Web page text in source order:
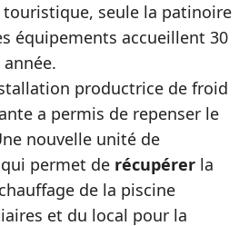
seule la patinoire
équipements accueillent 30
productrice de froid
a permis de repenser le
nouvelle unité de
permet de récupérer la
de la piscine
et du local pour la